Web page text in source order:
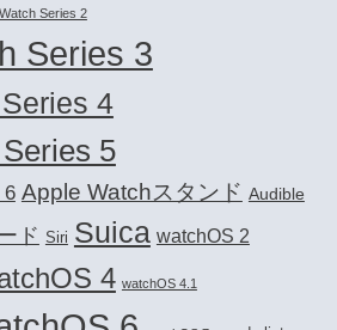
Series 2
Series 3
4
5
6 Apple Watchスタンド Audible
ド Siri Suica watchOS 2
4 watchOS 4.1